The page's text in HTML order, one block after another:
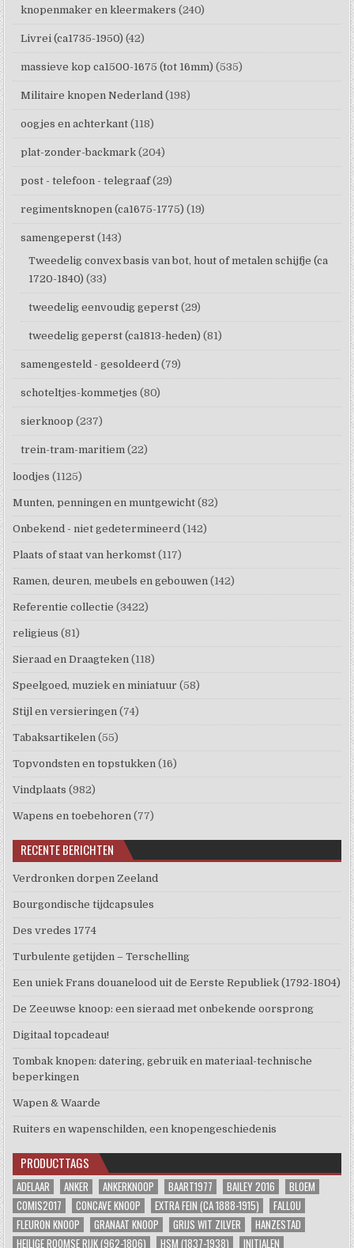
knopenmaker en kleermakers (240)
Livrei (ca1735-1950) (42)
massieve kop ca1500-1675 (tot 16mm) (535)
Militaire knopen Nederland (198)
oogjes en achterkant (118)
plat-zonder-backmark (204)
post - telefoon - telegraaf (29)
regimentsknopen (ca1675-1775) (19)
samengeperst (143)
Tweedelig convex basis van bot, hout of metalen schijfje (ca
1720-1840) (33)
tweedelig eenvoudig geperst (29)
tweedelig geperst (ca1813-heden) (81)
samengesteld - gesoldeerd (79)
schoteltjes-kommetjes (80)
sierknoop (237)
trein-tram-maritiem (22)
loodjes (1125)
Munten, penningen en muntgewicht (82)
Onbekend - niet gedetermineerd (142)
Plaats of staat van herkomst (117)
Ramen, deuren, meubels en gebouwen (142)
Referentie collectie (3422)
religieus (81)
Sieraad en Draagteken (118)
Speelgoed, muziek en miniatuur (58)
Stijl en versieringen (74)
Tabaksartikelen (55)
Topvondsten en topstukken (16)
Vindplaats (982)
Wapens en toebehoren (77)
RECENTE BERICHTEN
Verdronken dorpen Zeeland
Bourgondische tijdcapsules
Des vredes 1774
Turbulente getijden – Terschelling
Een uniek Frans douanelood uit de Eerste Republiek (1792-1804)
De Zeeuwse knoop: een sieraad met onbekende oorsprong
Digitaal topcadeau!
Tombak knopen: datering, gebruik en materiaal-technische
beperkingen
Wapen & Waarde
Ruiters en wapenschilden, een knopengeschiedenis
PRODUCTTAGS
ADELAAR ANKER ANKERKNOOP BAART1977 BAILEY 2016
BLOEM
COMIS2017
CONCAVE KNOOP EXTRA FEIN (CA 1888-1915)
FALLOU
FLEURON KNOOP
GRANAAT KNOOP GRIJS WIT ZILVER
HANZESTAD
HEILIGE ROOMSE RIJK (962-1806)
HSM (1837-1938) INITIALEN